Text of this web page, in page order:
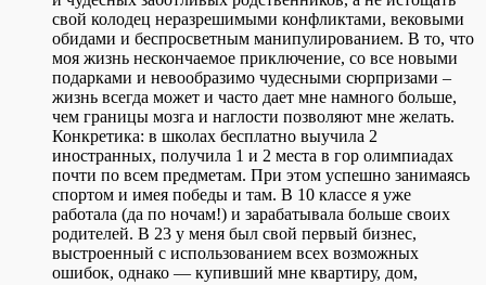
свой колодец неразрешимыми конфликтами, вековыми
обидами и беспросветным манипулированием. В то, что
моя жизнь нескончаемое приключение, со все новыми
подарками и невообразимо чудесными сюрпризами –
жизнь всегда может и часто дает мне намного больше,
чем границы мозга и наглости позволяют мне желать.
Конкретика: в школах бесплатно выучила 2
иностранных, получила 1 и 2 места в гор олимпиадах
почти по всем предметам. При этом успешно занимаясь
спортом и имея победы и там. В 10 классе я уже
работала (да по ночам!) и зарабатывала больше своих
родителей. В 23 у меня был свой первый бизнес,
выстроенный с использованием всех возможных
ошибок, однако — купивший мне квартиру, дом,